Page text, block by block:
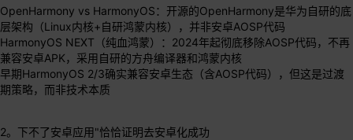
OpenHarmony vs HarmonyOS：开源的OpenHarmony是华为自研的底
层架构（Linux内核+自研鸿蒙内核），并非安卓AOSP代码
HarmonyOS NEXT（纯血鸿蒙）：2024年起彻底移除AOSP代码，不再
兼容安卓APK，采用自研的方舟编译器和鸿蒙内核
早期HarmonyOS 2/3确实兼容安卓生态（含AOSP代码），但这是过渡
期策略，而非技术本质
2。下不了安卓应用"恰恰证明去安卓化成功